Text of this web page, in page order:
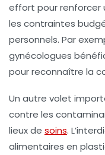
effort pour renforcer
les contraintes
personnels. Par
gynécologues
pour reconnaître la
Un autre volet
contre les
lieux de soins.
alimentaires en